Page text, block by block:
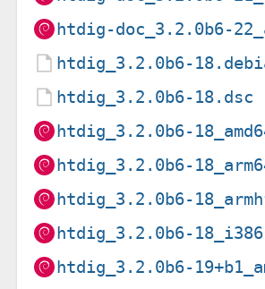
htdig-doc_3.2.0b6-
htdig_3.2.0b6-
htdig_3.2.0b6-18.dsc
htdig_3.2.0b6-
htdig_3.2.0b6-
htdig_3.2.0b6-
htdig_3.2.0b6-
htdig_3.2.0b6-